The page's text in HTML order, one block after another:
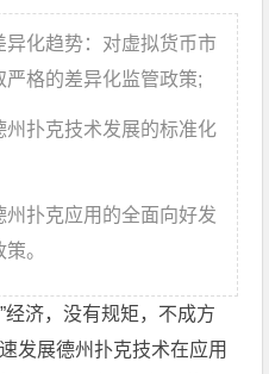
化趋势：对虚拟货币市
格的差异化监管政策;
州扑克技术发展的标准化
州扑克应用的全面向好发
。
经济，没有规矩，不成方
发展德州扑克技术在应用